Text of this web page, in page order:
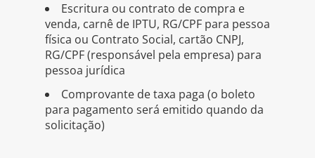
Escritura ou contrato de compra e
venda, carnê de IPTU, RG/CPF para pessoa
física ou Contrato Social, cartão CNPJ,
RG/CPF (responsável pela empresa) para
pessoa jurídica
Comprovante de taxa paga (o boleto
para pagamento será emitido quando da
solicitação)